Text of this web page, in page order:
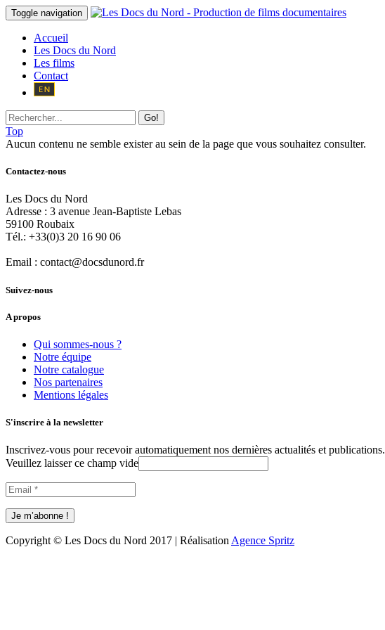
Toggle navigation
Accueil
Les Docs du Nord
Les films
Contact
Go!
Top
Aucun contenu ne semble exister au sein de la page que vous souhaitez consulter.
Contactez-nous
Les Docs du Nord
Adresse : 3 avenue Jean-Baptiste Lebas
59100 Roubaix
Tél.: +33(0)3 20 16 90 06
Email : contact@docsdunord.fr
Suivez-nous
A propos
Qui sommes-nous ?
Notre équipe
Notre catalogue
Nos partenaires
Mentions légales
S'inscrire à la newsletter
Inscrivez-vous pour recevoir automatiquement nos dernières actualités et publications.
Veuillez laisser ce champ vide
Copyright © Les Docs du Nord 2017 | Réalisation Agence Spritz